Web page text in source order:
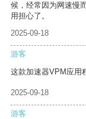
候，经常因为网速慢
用担心了。
2025-09-18
游客
这款加速器VPM应用
2025-09-18
游客